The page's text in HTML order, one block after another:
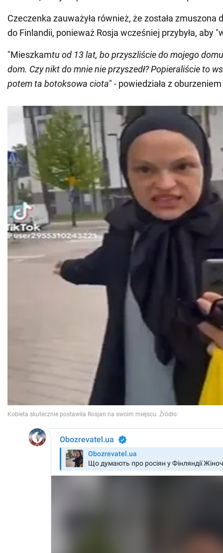
Czeczenka zauważyła również, że została zmuszona
do Finlandii, ponieważ Rosja wcześniej przybyła, aby
"Mieszkamtu od 13 lat, bo przyszliście do mojego
dom. Czy nikt do mnie nie przyszedł? Popieraliście to
potem ta botoksowa ciota" - powiedziała z